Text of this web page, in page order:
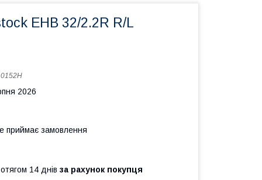
EHB 32/2.2R R/L
0152H
2026
приймає замовлення
14 днів за рахунок покупця